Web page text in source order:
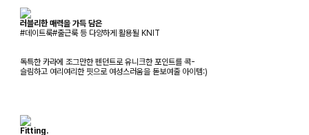
러블리한 매력을 가득 담은
#데이트룩#출근룩 등 다양하게 활용될 KNIT
독특한 카라에 조그만한 펜던트로 유니크한 포인트를 콕-
슬림하고 여리여리한 핏으로 여성스러움을 돋보여줄 아이템:)
Fitting.